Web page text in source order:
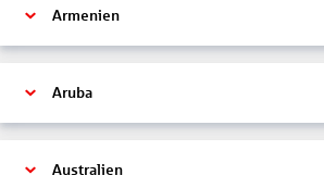
Armenien
Aruba
Australien